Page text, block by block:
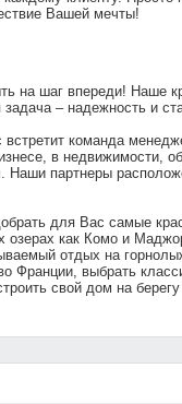
Вашей мечты!
на шаг впереди! Наше
– надежность и
встретит команда
в недвижимости,
партнеры
для Вас самые
озерах как Комо и
отдых на
Франции, выбрать
свой дом на